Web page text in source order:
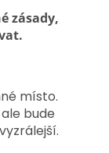
zásady,
místo.
bude